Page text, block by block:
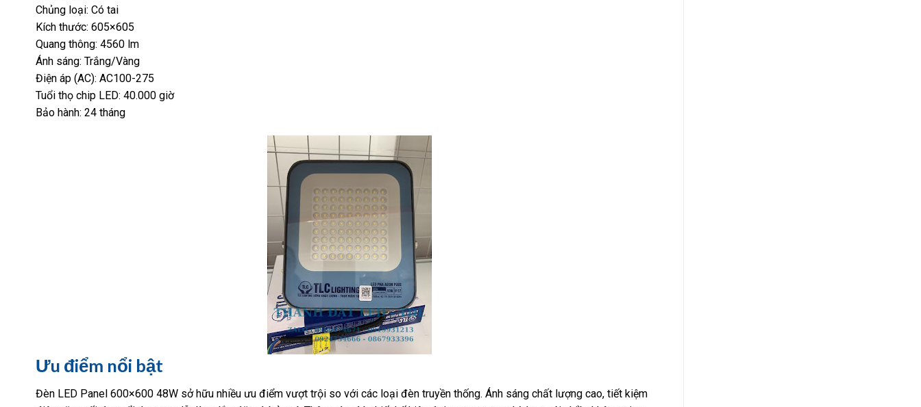
Chủng loại: Có tai
Kích thước: 605×605
Quang thông: 4560 lm
Ánh sáng: Trắng/Vàng
Điện áp (AC): AC100-275
Tuổi thọ chip LED: 40.000 giờ
Bảo hành: 24 tháng
Ưu điểm nổi bật
Đèn LED Panel 600×600 48W sở hữu nhiều ưu điểm vượt trội so với các loại đèn truyền thống. Ánh sáng chất lượng cao, tiết kiệm